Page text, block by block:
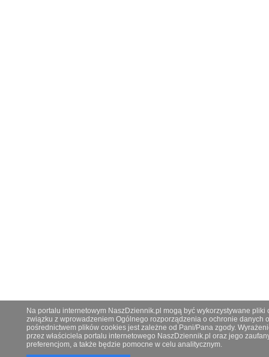
Na portalu internetowym NaszDziennik.pl mogą być wykorzystywane
związku z wprowadzeniem Ogólnego rozporządzenia o ochronie danych
pośrednictwem plików cookies jest zależne od Pani/Pana zgody.
przez właściciela portalu internetowego NaszDziennik.pl oraz jego
preferencjom, a także będzie pomocne w celu analitycznym.